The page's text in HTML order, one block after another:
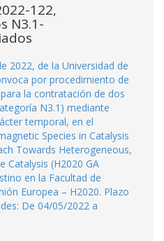
122,
N3.1-
2022, de la Universidad de
por procedimiento de
la contratación de dos
N3.1) mediante
temporal, en el
Species in Catalysis
Towards Heterogeneous,
Catalysis (H2020 GA
en la Facultad de
Europea – H2020. Plazo
De 04/05/2022 a